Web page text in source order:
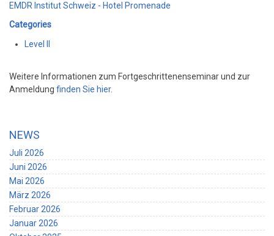
EMDR Institut Schweiz - Hotel Promenade
Categories
Level II
Weitere Informationen zum Fortgeschrittenenseminar und zur
Anmeldung finden Sie hier.
NEWS
Juli 2026
Juni 2026
Mai 2026
März 2026
Februar 2026
Januar 2026